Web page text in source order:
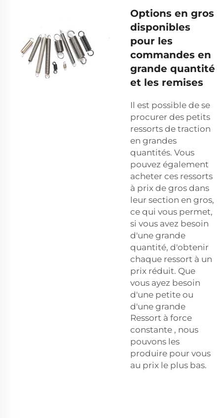
Options en gros
disponibles
pour les
commandes en
grande quantité
et les remises
Il est possible de se
procurer des petits
ressorts de traction
en grandes
quantités. Vous
pouvez également
acheter ces ressorts
à prix de gros dans
leur section en gros,
ce qui vous permet,
si vous avez besoin
d'une grande
quantité, d'obtenir
chaque ressort à un
prix réduit. Que
vous ayez besoin
d'une petite ou
d'une grande
Ressort à force
constante , nous
pouvons les
produire pour vous
au prix le plus bas.